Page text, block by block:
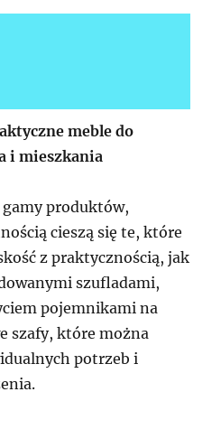
meble do
i mieszkania
produktów,
cieszą się te, które
z praktycznością, jak
szufladami,
pojemnikami na
szafy, które można
potrzeb i